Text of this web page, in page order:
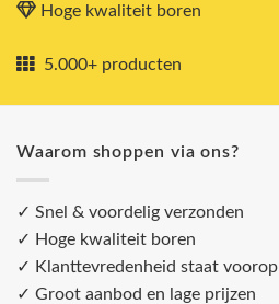
Hoge kwaliteit boren
5.000+ producten
Waarom shoppen via ons?
✓ Snel & voordelig verzonden
✓ Hoge kwaliteit boren
✓ Klanttevredenheid staat voorop
✓ Groot aanbod en lage prijzen